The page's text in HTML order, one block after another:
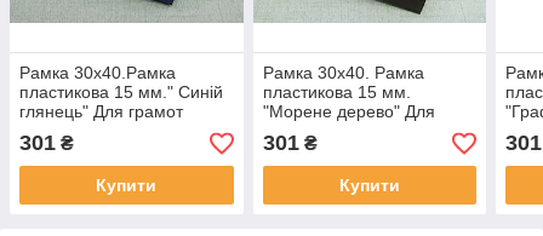
Рамка 30х40.Рамка
пластикова 15 мм." Синій
глянець" Для грамот
дипломів картин
301 ₴
Купити
Рамка 30х40. Рамка
пластикова 15 мм.
"Морене дерево" Для
грамот, дипломів, картин
301₴
Купити
301